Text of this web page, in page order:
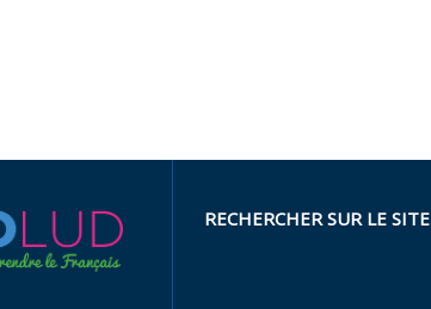
RECHERCHER SUR LE SITE